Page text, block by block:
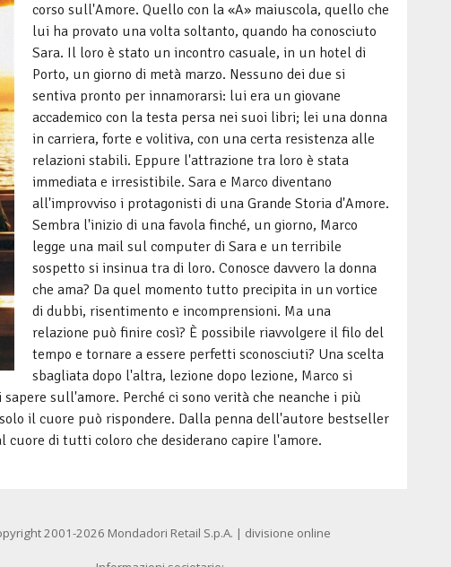
corso sull'Amore. Quello con la «A» maiuscola, quello che
lui ha provato una volta soltanto, quando ha conosciuto
Sara. Il loro è stato un incontro casuale, in un hotel di
Porto, un giorno di metà marzo. Nessuno dei due si
sentiva pronto per innamorarsi: lui era un giovane
accademico con la testa persa nei suoi libri; lei una donna
in carriera, forte e volitiva, con una certa resistenza alle
relazioni stabili. Eppure l'attrazione tra loro è stata
immediata e irresistibile. Sara e Marco diventano
all'improvviso i protagonisti di una Grande Storia d'Amore.
Sembra l'inizio di una favola finché, un giorno, Marco
legge una mail sul computer di Sara e un terribile
sospetto si insinua tra di loro. Conosce davvero la donna
che ama? Da quel momento tutto precipita in un vortice
di dubbi, risentimento e incomprensioni. Ma una
relazione può finire così? È possibile riavvolgere il filo del
tempo e tornare a essere perfetti sconosciuti? Una scelta
sbagliata dopo l'altra, lezione dopo lezione, Marco si
sull'amore. Perché ci sono verità che neanche i più
il cuore può rispondere. Dalla penna dell'autore bestseller
di tutti coloro che desiderano capire l'amore.
2001-2026 Mondadori Retail S.p.A. | divisione online